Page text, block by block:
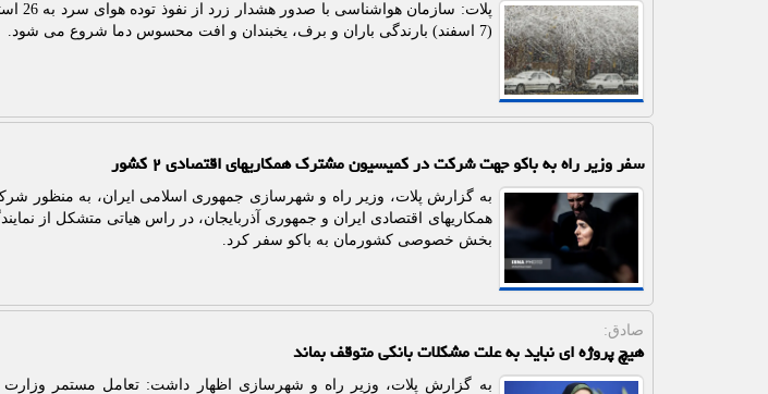
پلات:
(7 اسفند) بارندگی باران و برف، یخبندان و افت محسوس دما شروع می شود.
سفر وزیر راه به باکو جهت شرکت در کمیسیون مشترک همکاریهای اقتصادی ۲ کشور
به گزارش پلات، وزیر راه و شهرسازی جمهوری اسلامی ایران، به
همکاریهای اقتصادی ایران و جمهوری آذربایجان، در راس هیاتی متشکل از
بخش خصوصی کشورمان به باکو سفر کرد.
صادق:
هیچ پروژه ای نباید به علت مشکلات بانکی متوقف بماند
به گزارش پلات، وزیر راه و شهرسازی اظهار داشت: تعامل مستمر وزارت